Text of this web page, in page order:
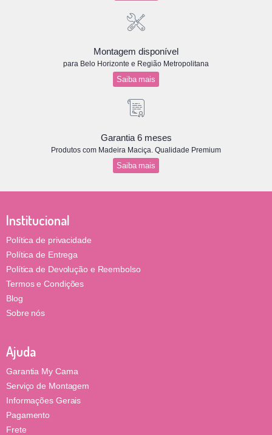
Montagem disponível
para Belo Horizonte e Região Metropolitana
Saiba mais
Garantia 6 meses
Produtos com Madeira Maciça. Qualidade Premium
Saiba mais
Institucional
Política de privacidade
Política de Entrega
Política de Devolução e Reembolso
Termos e Condições
Blog
Sobre nós
Ajuda
Garantia My Cama
Serviço de Montagem
Informações Gerais
Pagamento
Frete